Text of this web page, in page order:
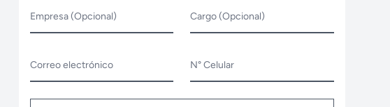
Empresa (Opcional) Cargo (Opcional)
Correo electrónico N° Celular